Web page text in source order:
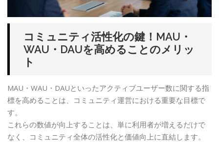
コミュニティ活性化の鍵！MAU・
WAU・DAUを高めることのメリッ
ト
MAU・WAU・DAUといったアクティブユーザー数に関する指
標を高めることは、コミュニティ運営における重要な目標で
す。
これらの数値が向上することは、単に利用者が増えるだけで
なく、コミュニティ全体の活性化と価値向上に直結します。